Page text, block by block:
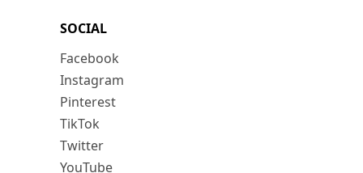
SOCIAL
Facebook
Instagram
Pinterest
TikTok
Twitter
YouTube